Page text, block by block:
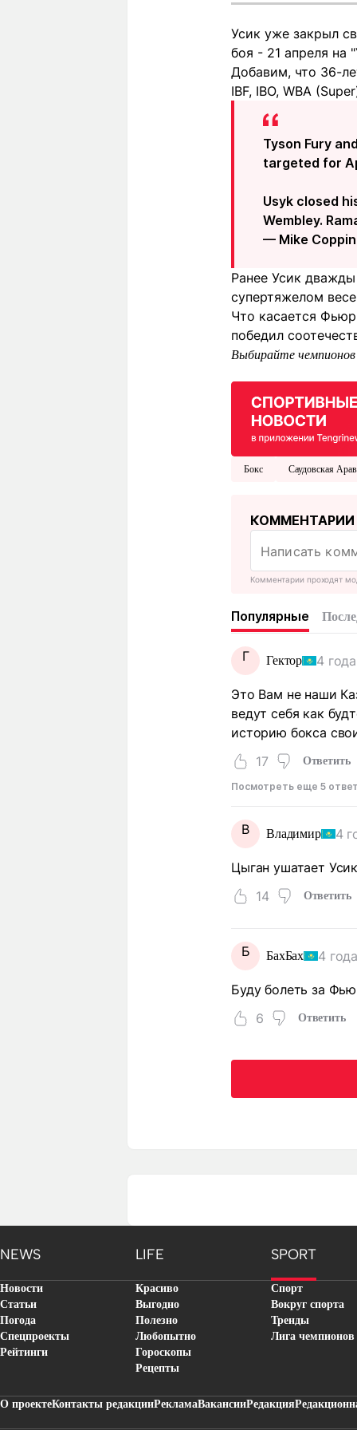
Усик уже закрыл
боя - 21 апреля на
Добавим, что 36-
IBF, IBO, WBA
Tyson Fury
targeted for
Usyk closed
Wembley.
— Mike
Ранее Усик
супертяжелом
Что касается
победил
Выбирайте
Бокс Саудовская
КОММЕНТАРИИ
Комментарии проходят
Популярные
Г Гектор 4
Это Вам не наши
ведут себя как
историю бокса
17
Ответить
Посмотреть еще 5
В Владимир 4
Цыган ушатает
14
Ответить
Б БахБах 4
Буду болеть за
6
Ответить
NEWS LIFE SPORT
Новости
Статьи
Погода
Спецпроекты
Рейтинги
Красиво
Выгодно
Полезно
Любопытно
Гороскопы
Рецепты
Спорт
Вокруг спорта
Тренды
Лига чемпионов
О проектеКонтакты редакцииРекламаВакансииРедакция